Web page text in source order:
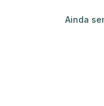
Ainda